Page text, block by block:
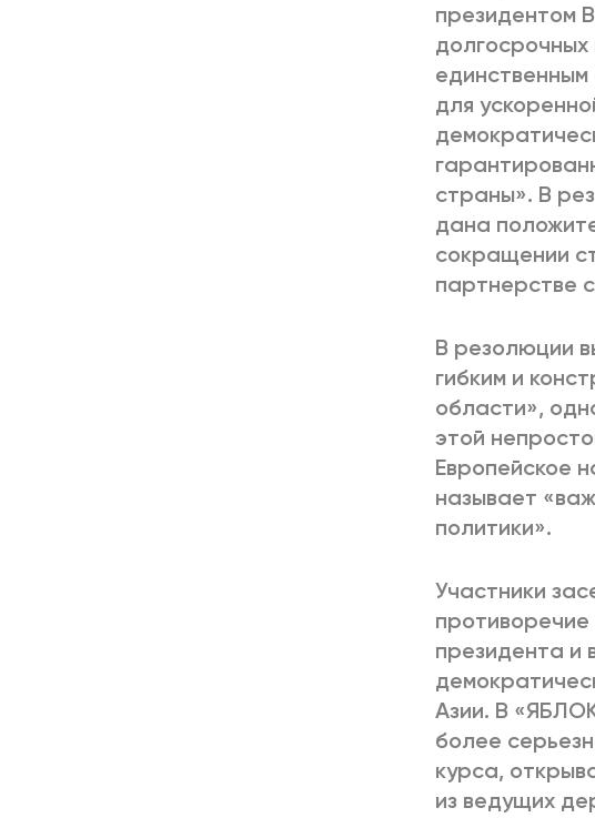
президентом
для
страны». В
дана
сокращении
партнерстве
В резолюции
гибким и
области»,
этой
Европейское
называет
политики».
Участники
президента и
Азии. В
более
курса,
из ведущих